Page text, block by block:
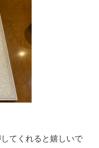
てくれると嬉しいで